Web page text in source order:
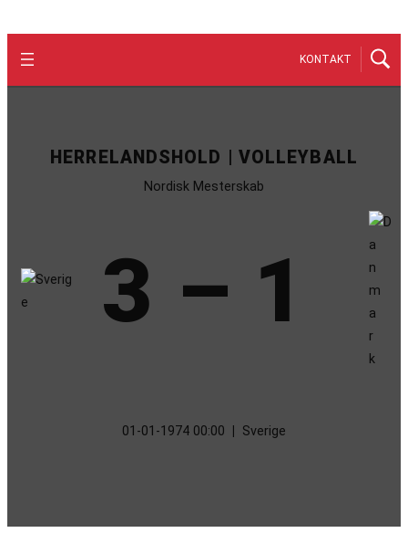
KONTAKT
HERRELANDSHOLD | VOLLEYBALL
Nordisk Mesterskab
3 – 1
01-01-1974 00:00 Sverige